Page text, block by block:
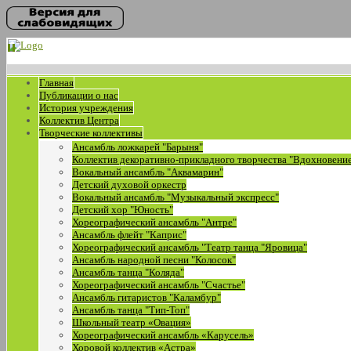
Главная
Публикации о нас
История учреждения
Коллектив Центра
Творческие коллективы
Ансамбль ложкарей "Барыня"
Коллектив декоративно-прикладного творчества
Вокальный ансамбль "Аквамарин"
Детский духовой оркестр
Вокальный ансамбль "Музыкальный экспресс"
Детский хор "Юность"
Хореографический ансамбль "Антре"
Ансамбль флейт "Каприс"
Хореографический ансамбль "Театр танца "Яровица"
Ансамбль народной песни "Колосок"
Ансамбль танца "Коляда"
Хореографический ансамбль "Счастье"
Ансамбль гитаристов "Каламбур"
Ансамбль танца "Тип-Топ"
Школьный театр «Овация»
Хореографический ансамбль «Карусель»
Хоровой коллектив «Астра»